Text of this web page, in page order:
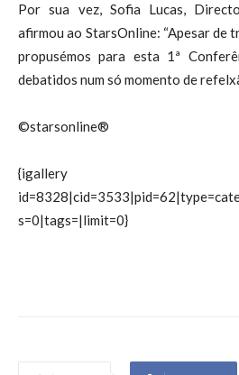
Por sua vez, Sofia Lucas,
afirmou ao StarsOnline: “Apesar de
propusémos para esta 1ª
debatidos num só momento de
©starsonline®
{igallery
s=0|tags=|limit=0}